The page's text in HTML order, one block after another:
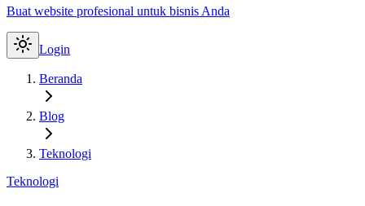
Buat website profesional untuk bisnis Anda
Login
Beranda
Blog
Teknologi
Teknologi